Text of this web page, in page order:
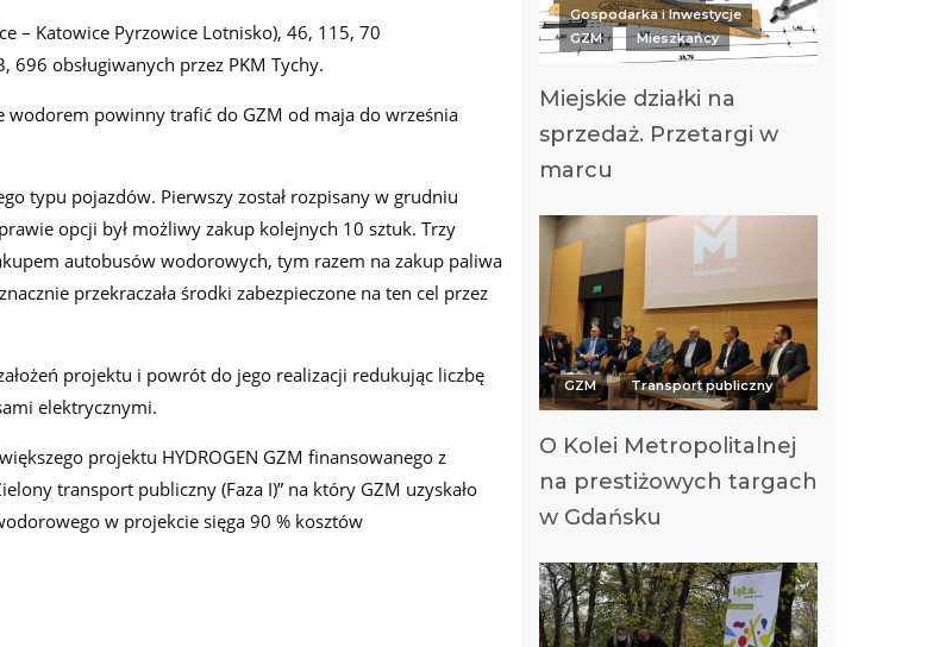
– Katowice Pyrzowice Lotnisko), 46, 115, 70
696 obsługiwanych przez PKM Tychy.
wodorem powinny trafić do GZM od maja do września
typu pojazdów. Pierwszy został rozpisany w grudniu
opcji był możliwy zakup kolejnych 10 sztuk. Trzy
autobusów wodorowych, tym razem na zakup paliwa
przekraczała środki zabezpieczone na ten cel przez
projektu i powrót do jego realizacji redukując liczbę
elektrycznymi.
projektu HYDROGEN GZM finansowanego z
transport publiczny (Faza I)” na który GZM uzyskało
w projekcie sięga 90 % kosztów
Gospodarka i Inwestycje
GZM
Mieszkańcy
Miejskie działki na
sprzedaż. Przetargi w
marcu
GZM Transport publiczny
O Kolei Metropolitalnej
na prestiżowych targach
w Gdańsku